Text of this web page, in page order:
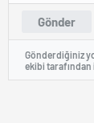
Gönder
Gönderdiğiniz
ekibi tarafından